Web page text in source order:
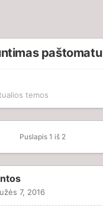
paštomatu
temos
Puslapis 1 iš 2
7, 2016